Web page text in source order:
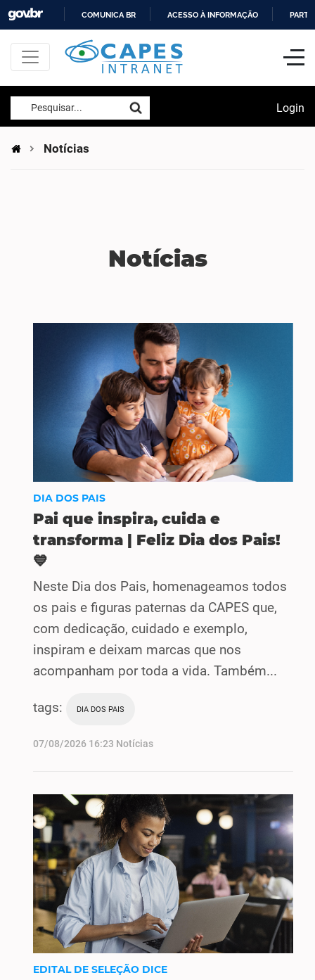
PARA
O
CONTEÚDO
COMUNICA BR ACESSO À INFORMAÇÃO
Login
Pesquisar...
Notícias
Notícias
DIA DOS PAIS
Pai que inspira, cuida e
transforma | Feliz Dia dos Pais!
💙
Neste Dia dos Pais, homenageamos todos
os pais e figuras paternas da CAPES que,
com dedicação, cuidado e exemplo,
inspiram e deixam marcas que nos
acompanham por toda a vida. Também...
tags: DIA DOS PAIS
07/08/2026 16:23 Notícias
EDITAL DE SELEÇÃO DICE